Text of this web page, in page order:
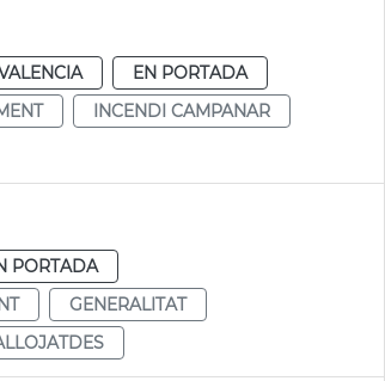
EN PORTADA
INCENDI CAMPANAR
PORTADA
GENERALITAT